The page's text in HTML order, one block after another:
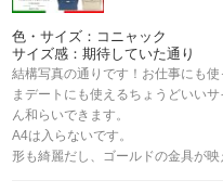
色・サイズ：コニャック
サイズ感：期待していた通り
結構写真の通りです！お仕事にも
まデートにも使えるちょうどいい
ん和らいできます。
A4は入らないです。
形も綺麗だし、ゴールドの金具が映